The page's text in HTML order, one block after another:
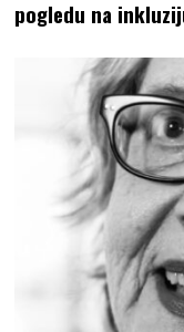
pogledu na